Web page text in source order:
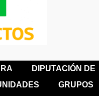
DIPUTACIÓN DE
GRUPOS